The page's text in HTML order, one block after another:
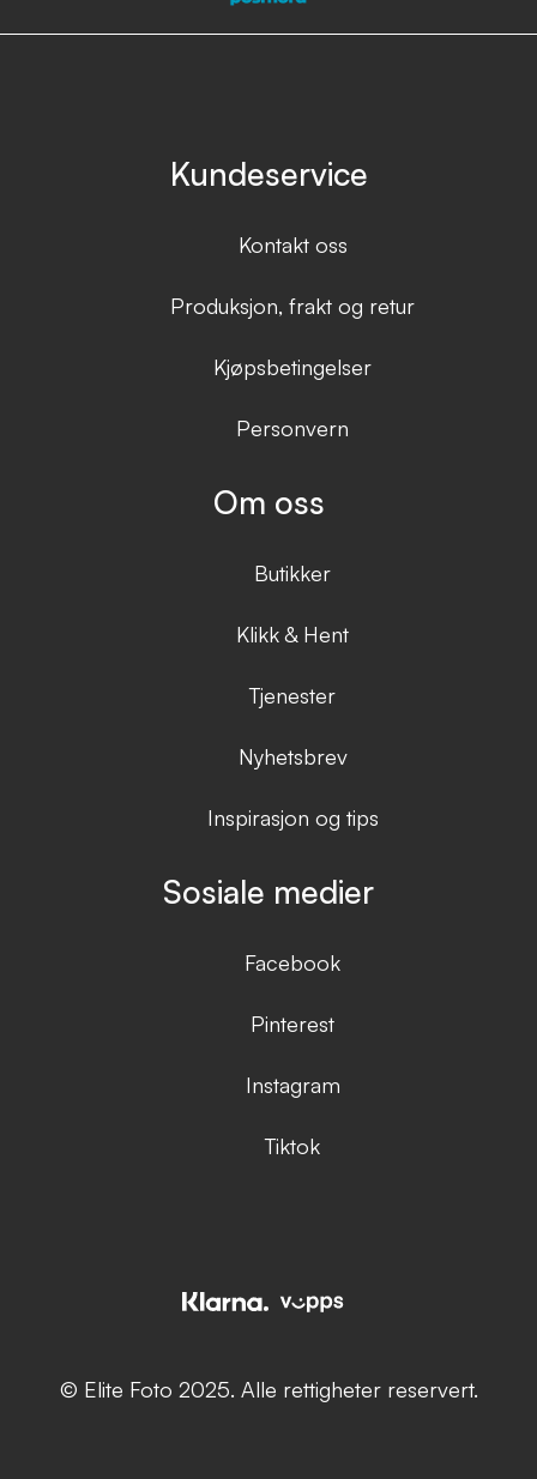
Kundeservice
Kontakt oss
Produksjon, frakt og retur
Kjøpsbetingelser
Personvern
Om oss
Butikker
Klikk & Hent
Tjenester
Nyhetsbrev
Inspirasjon og tips
Sosiale medier
Facebook
Pinterest
Instagram
Tiktok
© Elite Foto 2025. Alle rettigheter reservert.